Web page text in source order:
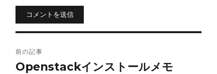
コメントを送信
稿
前の記事
Openstackインストールメモ